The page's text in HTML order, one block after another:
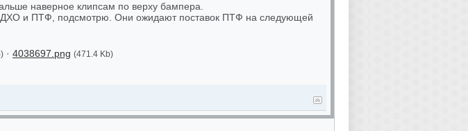
наверное клипсам по верху бампера.
ДХО и ПТФ, подсмотрю. Они ожидают поставок ПТФ на следующей
· 4038697.png (471.4 Kb)